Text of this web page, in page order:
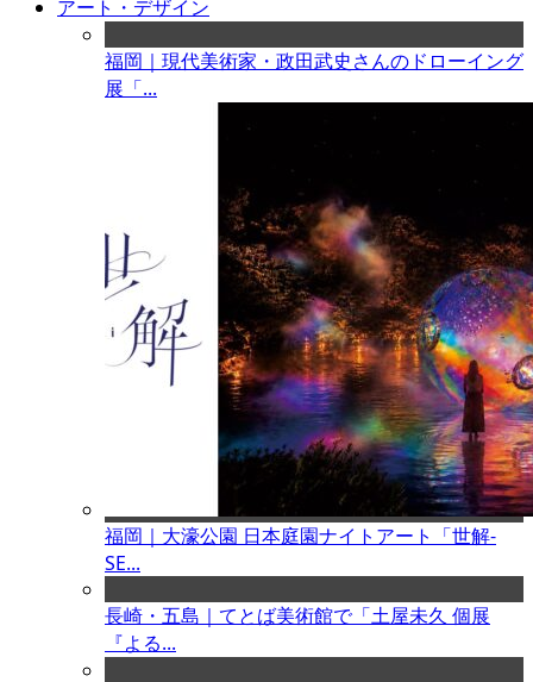
アート・デザイン
福岡｜現代美術家・政田武史さんのドローイング
展「...
福岡｜大濠公園 日本庭園ナイトアート「世解-
SE...
長崎・五島｜てとば美術館で「土屋未久 個展
『よる...